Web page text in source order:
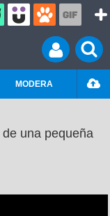
MODERA
una pequeña